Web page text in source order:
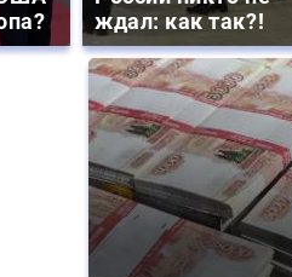
ждал: как так?!